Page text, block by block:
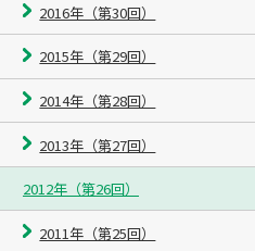
2016年（第30回）
2015年（第29回）
2014年（第28回）
2013年（第27回）
2012年（第26回）
2011年（第25回）